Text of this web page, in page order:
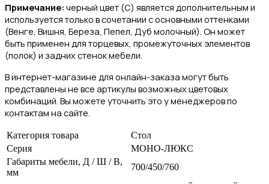
Примечание: черный цвет (C) является дополнительным и
используется только в сочетании с основными оттенками
(Венге, Вишня, Береза, Пепел, Дуб молочный). Он может
быть применен для торцевых, промежуточных элементов
(полок) и задних стенок мебели.
В интернет-магазине для онлайн-заказа могут быть
представлены не все артикулы возможных цветовых
комбинаций. Вы можете уточнить это у менеджеров по
контактам на сайте.
Категория товара
Стол
Серия
МОНО-ЛЮКС
Габариты мебели, Д / Ш / В,
мм
700/450/760